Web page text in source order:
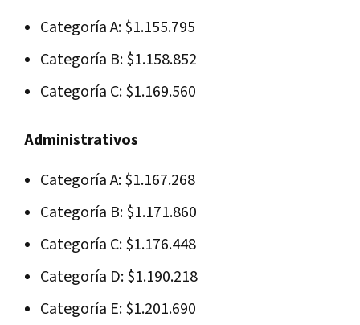
Categoría A: $1.155.795
Categoría B: $1.158.852
Categoría C: $1.169.560
Administrativos
Categoría A: $1.167.268
Categoría B: $1.171.860
Categoría C: $1.176.448
Categoría D: $1.190.218
Categoría E: $1.201.690